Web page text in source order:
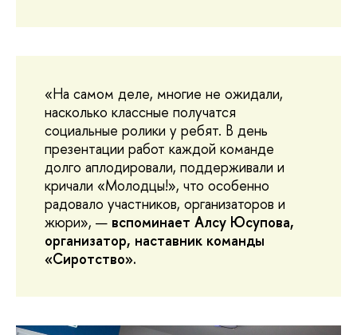
«На самом деле, многие не ожидали,
насколько классные получатся
социальные ролики у ребят. В день
презентации работ каждой команде
долго аплодировали, поддерживали и
кричали «Молодцы!», что особенно
радовало участников, организаторов и
жюри», — вспоминает Алсу Юсупова,
организатор, наставник команды
«Сиротство».